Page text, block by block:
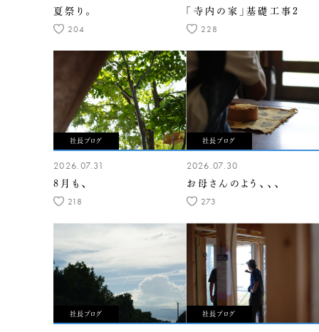
夏祭り。
204
「寺内の家」基礎工事2
228
社長ブログ
2026.07.31
8月も、
218
社長ブログ
2026.07.30
お母さんのよう、、、
273
社長ブログ 社長ブログ